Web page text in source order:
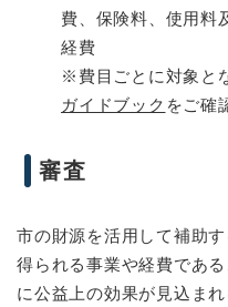
費、保険料、使用料
経費
※費目ごとに対象と
ガイドブック をご確
審査
市の財源を活用して補助
得られる事業や経費であ
に公益上の効果が見込ま